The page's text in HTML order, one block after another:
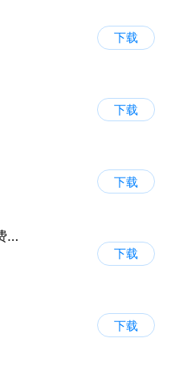
下载
下载
下载
找师傅接单版-免费派单接单
下载
下载